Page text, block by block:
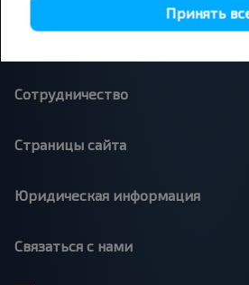
Сотрудничество
Страницы сайта
Юридическая информация
Связаться с нами
Принять